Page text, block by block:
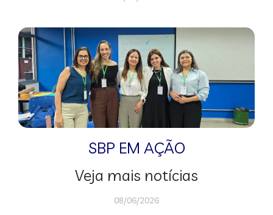
SBP EM AÇÃO
Veja mais notícias
08/06/2026